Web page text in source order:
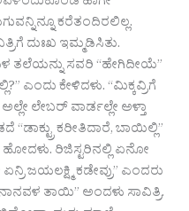
ಕರೆತಂದಿರಲಿಲ್ಲ.
ದುಃಖ ಇಮ್ಮಡಿಸಿತು.
ತಲೆಯನ್ನು ಸವರಿ “ಹೇಗಿದೀಯೆ”
ಎಂದು ಕೇಳಿದಳು. “ಮಿಕ್ಕವ್ರಿಗೆ
ಲೇಬರ್‌ ವಾರ್ಡಲ್ಲೇ ಅಳ್ತಾ
ಕರೀತಿದಾರೆ, ಬಾಯಿಲ್ಲಿ”
ರಿಜಿಸ್ಟರಿನಲ್ಲಿ ಏನೋ
ಜಯಲಕ್ಷ್ಮಿ ಕಡೇವ್ರು” ಎಂದರು
ತಾಯಿ” ಅಂದಳು ಸಾವಿತ್ರಿ.